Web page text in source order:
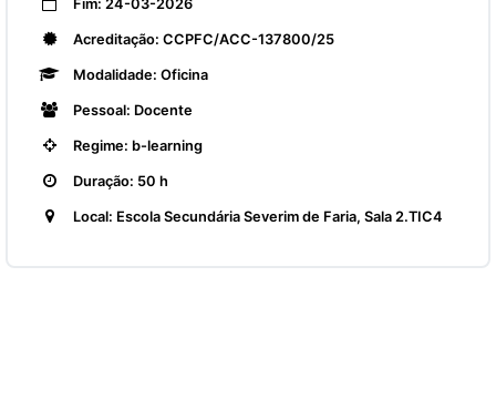
Fim: 24-03-2026
Acreditação: CCPFC/ACC-137800/25
Modalidade: Oficina
Pessoal: Docente
Regime: b-learning
Duração: 50 h
Local: Escola Secundária Severim de Faria, Sala 2.TIC4